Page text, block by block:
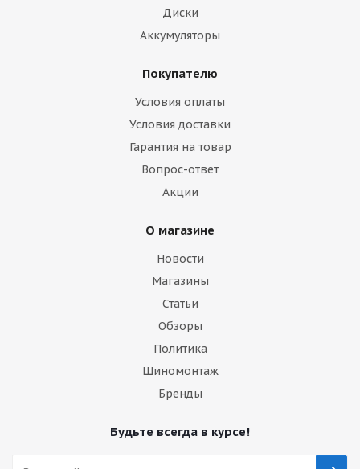
Диски
Аккумуляторы
Покупателю
Условия оплаты
Условия доставки
Гарантия на товар
Вопрос-ответ
Акции
О магазине
Новости
Магазины
Статьи
Обзоры
Политика
Шиномонтаж
Бренды
Будьте всегда в курсе!